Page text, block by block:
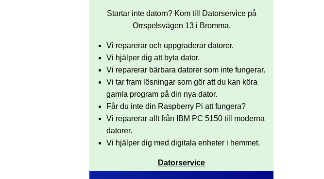
Startar inte datorn? Kom till Datorservice på
Orrspelsvägen 13 i Bromma.
Vi reparerar och uppgraderar datorer.
Vi hjälper dig att byta dator.
Vi reparerar bärbara datorer som inte fungerar.
Vi tar fram lösningar som gör att du kan köra
gamla program på din nya dator.
Får du inte din Raspberry Pi att fungera?
Vi reparerar allt från IBM PC 5150 till moderna
datorer.
Vi hjälper dig med digitala enheter i hemmet.
Datorservice